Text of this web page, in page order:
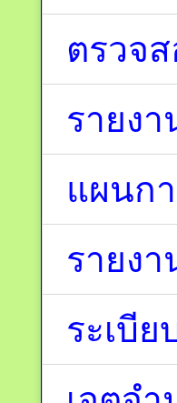
ตรวจ
รายง
แผนก
รายง
ระเบี